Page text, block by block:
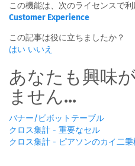
この機能は、次のライセンスで利
Customer Experience
この記事は役に立ちましたか？
はい いいえ
あなたも興味
ません...
バナー/ピボットテーブル
クロス集計 - 重要なセル
クロス集計 - ピアソンのカイ二乗